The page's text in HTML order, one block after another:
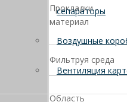
Прокладки -
материал
Фильтруя среда
Область
сепараторы
Воздушные
Вентиляция